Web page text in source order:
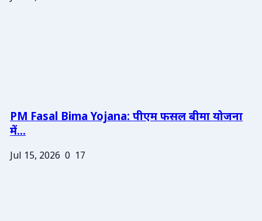
PM Fasal Bima Yojana: पीएम फसल बीमा योजना
में...
Jul 15, 2026 0 17